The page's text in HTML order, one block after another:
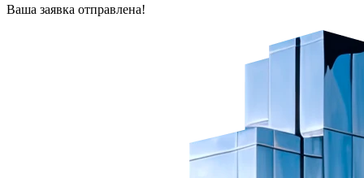
Ваша заявка отправлена!